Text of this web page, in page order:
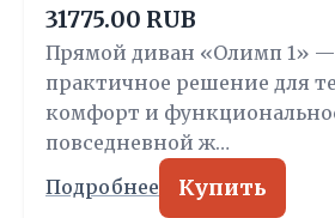
31775.00 RUB
Прямой диван «Олимп 1» —
практичное решение для
комфорт и
повседневной ж…
Подробнее Купить